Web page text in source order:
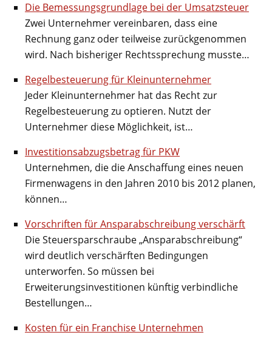
Die Bemessungsgrundlage bei der Umsatzsteuer
Zwei Unternehmer vereinbaren, dass eine
Rechnung ganz oder teilweise zurückgenommen
wird. Nach bisheriger Rechtssprechung musste…
Regelbesteuerung für Kleinunternehmer
Jeder Kleinunternehmer hat das Recht zur
Regelbesteuerung zu optieren. Nutzt der
Unternehmer diese Möglichkeit, ist…
Investitionsabzugsbetrag für PKW
Unternehmen, die die Anschaffung eines neuen
Firmenwagens in den Jahren 2010 bis 2012 planen,
können…
Vorschriften für Ansparabschreibung verschärft
Die Steuersparschraube „Ansparabschreibung“
wird deutlich verschärften Bedingungen
unterworfen. So müssen bei
Erweiterungsinvestitionen künftig verbindliche
Bestellungen…
Kosten für ein Franchise Unternehmen